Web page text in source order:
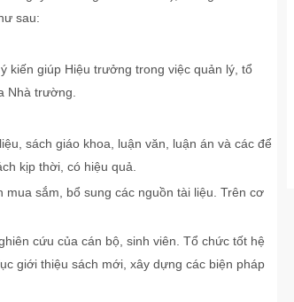
sau:
kiến giúp Hiệu trưởng trong việc quản lý, tổ
Nhà trường.
sách giáo khoa, luận văn, luận án và các để
kịp thời, có hiệu quả.
sắm, bổ sung các nguồn tài liệu. Trên cơ
cứu của cán bộ, sinh viên. Tổ chức tốt hệ
giới thiệu sách mới, xây dựng các biện pháp